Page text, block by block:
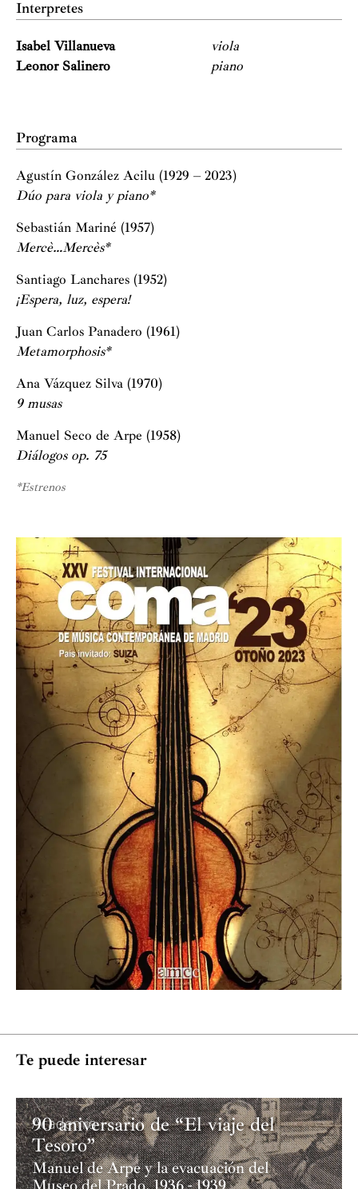
Interpretes
Isabel Villanueva
viola
Leonor Salinero
piano
Programa
Agustín González Acilu (1929 – 2023)
Dúo para viola y piano*
Sebastián Mariné (1957)
Mercè…Mercès*
Santiago Lanchares (1952)
¡Espera, luz, espera!
Juan Carlos Panadero (1961)
Metamorphosis*
Ana Vázquez Silva (1970)
9 musas
Manuel Seco de Arpe (1958)
Diálogos op. 75
*Estrenos
Te puede interesar
Academia
90 aniversario de “El viaje del
Tesoro”
Manuel de Arpe y la evacuación del